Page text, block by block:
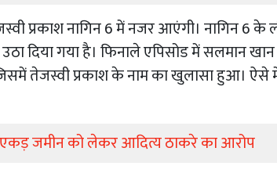
प्रकाश नागिन 6 में नजर आएंगी। नागिन 6 के
दिया गया है। फिनाले एपिसोड में सलमान
जिसमें तेजस्वी प्रकाश के नाम का खुलासा हुआ।
जमीन को लेकर आदित्य ठाकरे का आरोप